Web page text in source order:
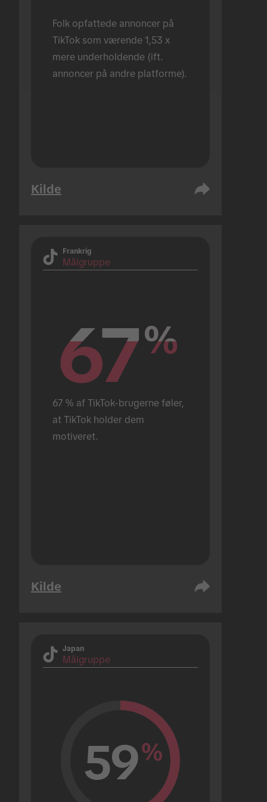
Folk opfattede annoncer på
TikTok som værende 1,53 x
mere underholdende (ift.
annoncer på andre platforme).
Kilde
Frankrig
Målgruppe
67%
67%
67 % af TikTok-brugerne føler,
at TikTok holder dem
motiveret.
Kilde
Japan
Målgruppe
59%